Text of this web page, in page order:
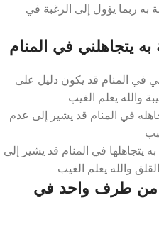
به ربما يؤول إلى الرغبة في
يتجاهلني في المنام
في المنام قد يكون دليل على
والله يعلم الغيب
في المنام قد يشير إلى عدم
يتجاهلها في المنام قد يشير إلى
والله يعلم الغيب
من طرف واحد في